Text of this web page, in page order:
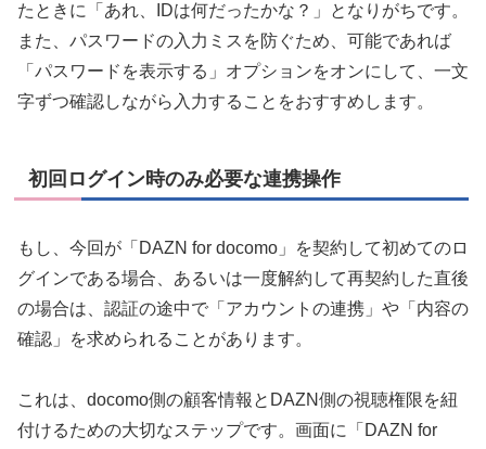
たときに「あれ、IDは何だったかな？」となりがちです。
また、パスワードの入力ミスを防ぐため、可能であれば
「パスワードを表示する」オプションをオンにして、一文
字ずつ確認しながら入力することをおすすめします。
初回ログイン時のみ必要な連携操作
もし、今回が「DAZN for docomo」を契約して初めてのロ
グインである場合、あるいは一度解約して再契約した直後
の場合は、認証の途中で「アカウントの連携」や「内容の
確認」を求められることがあります。
これは、docomo側の顧客情報とDAZN側の視聴権限を紐
付けるための大切なステップです。画面に「DAZN for